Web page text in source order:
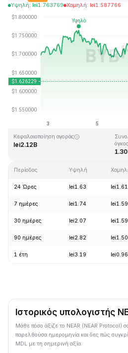
Υψηλή: lei1.763769 Χαμηλή: lei1.587766
Υψηλότερη τιμή (ATH)
Κεφαλαιοποίηση αγοράς
lei2.12B
όγκος
Περίοδος Υψηλή
24 Ώρες lei1.63 lei1.61
7 ημέρες lei1.74 lei1.59
30 ημέρες lei2.07 lei1.59
90 ημέρες lei2.82 lei1.50
1 έτη lei3.19
Ιστορικός υπολογιστής
Μάθε πόσο άξιζε το NEAR (NEAR Protocol)
παρελθούσα ημερομηνία και δες πώς
MDL με τη σημερινή αξία.